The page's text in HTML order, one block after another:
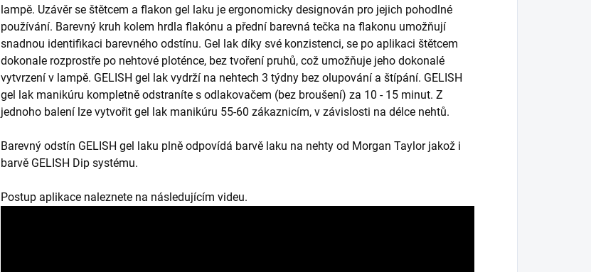
lampě. Uzávěr se štětcem a flakon gel laku je ergonomicky designován pro jejich pohodlné
používání. Barevný kruh kolem hrdla flakónu a přední barevná tečka na flakonu umožňují
snadnou identifikaci barevného odstínu. Gel lak díky své konzistenci, se po aplikaci štětcem
dokonale rozprostře po nehtové ploténce, bez tvoření pruhů, což umožňuje jeho dokonalé
vytvrzení v lampě. GELISH gel lak vydrží na nehtech 3 týdny bez olupování a štípání. GELISH
gel lak manikúru kompletně odstraníte s odlakovačem (bez broušení) za 10 - 15 minut. Z
jednoho balení lze vytvořit gel lak manikúru 55-60 zákaznicím, v závislosti na délce nehtů.
Barevný odstín GELISH gel laku plně odpovídá barvě laku na nehty od Morgan Taylor jakož i
barvě GELISH Dip systému.
Postup aplikace naleznete na následujícím videu.